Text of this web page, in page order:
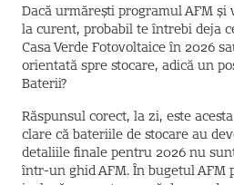
Dacă urmărești programul AFM și
la curent, probabil te întrebi deja
Casa Verde Fotovoltaice în 2026
orientată spre stocare, adică un
Baterii?
Răspunsul corect, la zi, este
clare că bateriile de stocare au
detaliile finale pentru 2026 nu
într-un ghid AFM. În bugetul AFM